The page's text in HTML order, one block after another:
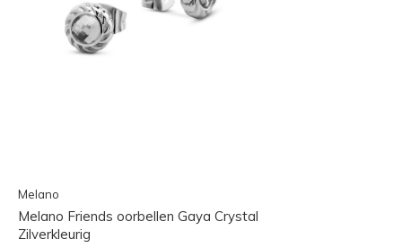
Melano
Melano Friends oorbellen Gaya Crystal
Zilverkleurig